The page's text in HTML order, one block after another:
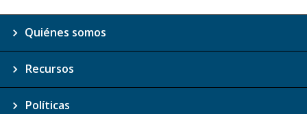
Quiénes somos
Recursos
Políticas